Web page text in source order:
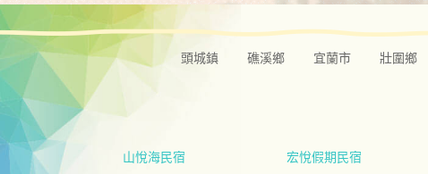
頭城鎮 礁溪鄉 宜蘭市 壯圍鄉
山悅海民宿 宏悅假期民宿